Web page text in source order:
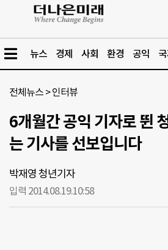
뉴스 경제 사회 환경 공익 국
전체뉴스 >인터뷰
6개월간 공익 기자로 뛴
는 기사를 선보입니다
박재영 청년기자
입력 2014.08.19.10:58